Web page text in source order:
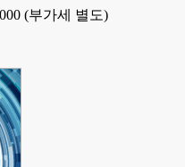
(부가세 별도)